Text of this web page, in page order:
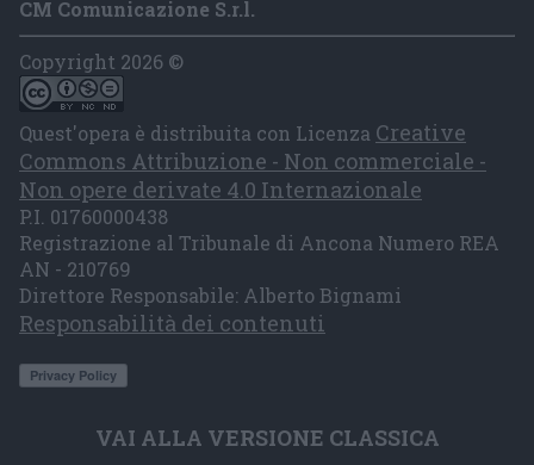
CM Comunicazione S.r.l.
Copyright 2026 ©
Quest'opera è distribuita con Licenza Creative
Commons Attribuzione - Non commerciale -
Non opere derivate 4.0 Internazionale
P.I. 01760000438
Registrazione al Tribunale di Ancona Numero REA
AN - 210769
Direttore Responsabile: Alberto Bignami
Responsabilità dei contenuti
VAI ALLA VERSIONE CLASSICA